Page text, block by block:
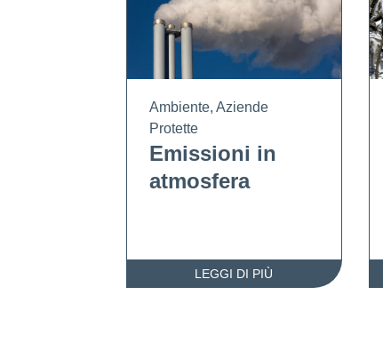
Ambiente, Aziende
Protette
Emissioni in
atmosfera
LEGGI DI PIÙ